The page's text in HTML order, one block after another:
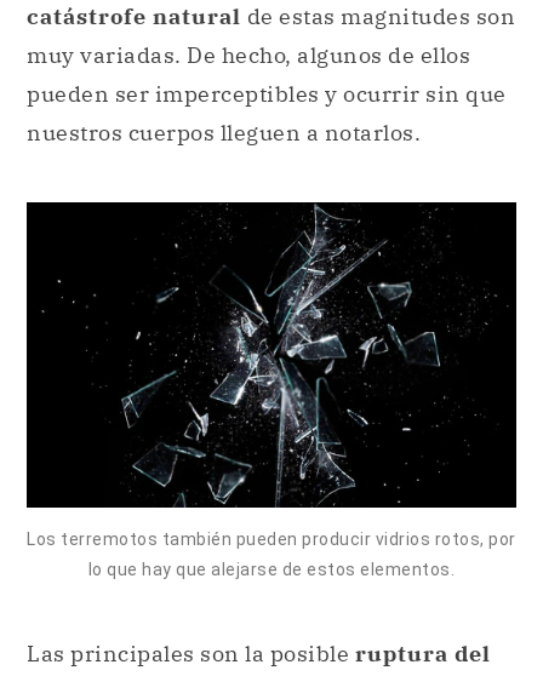
catástrofe natural de estas magnitudes son
muy variadas. De hecho, algunos de ellos
pueden ser imperceptibles y ocurrir sin que
nuestros cuerpos lleguen a notarlos.
Los terremotos también pueden producir vidrios rotos, por
lo que hay que alejarse de estos elementos.
Las principales son la posible ruptura del